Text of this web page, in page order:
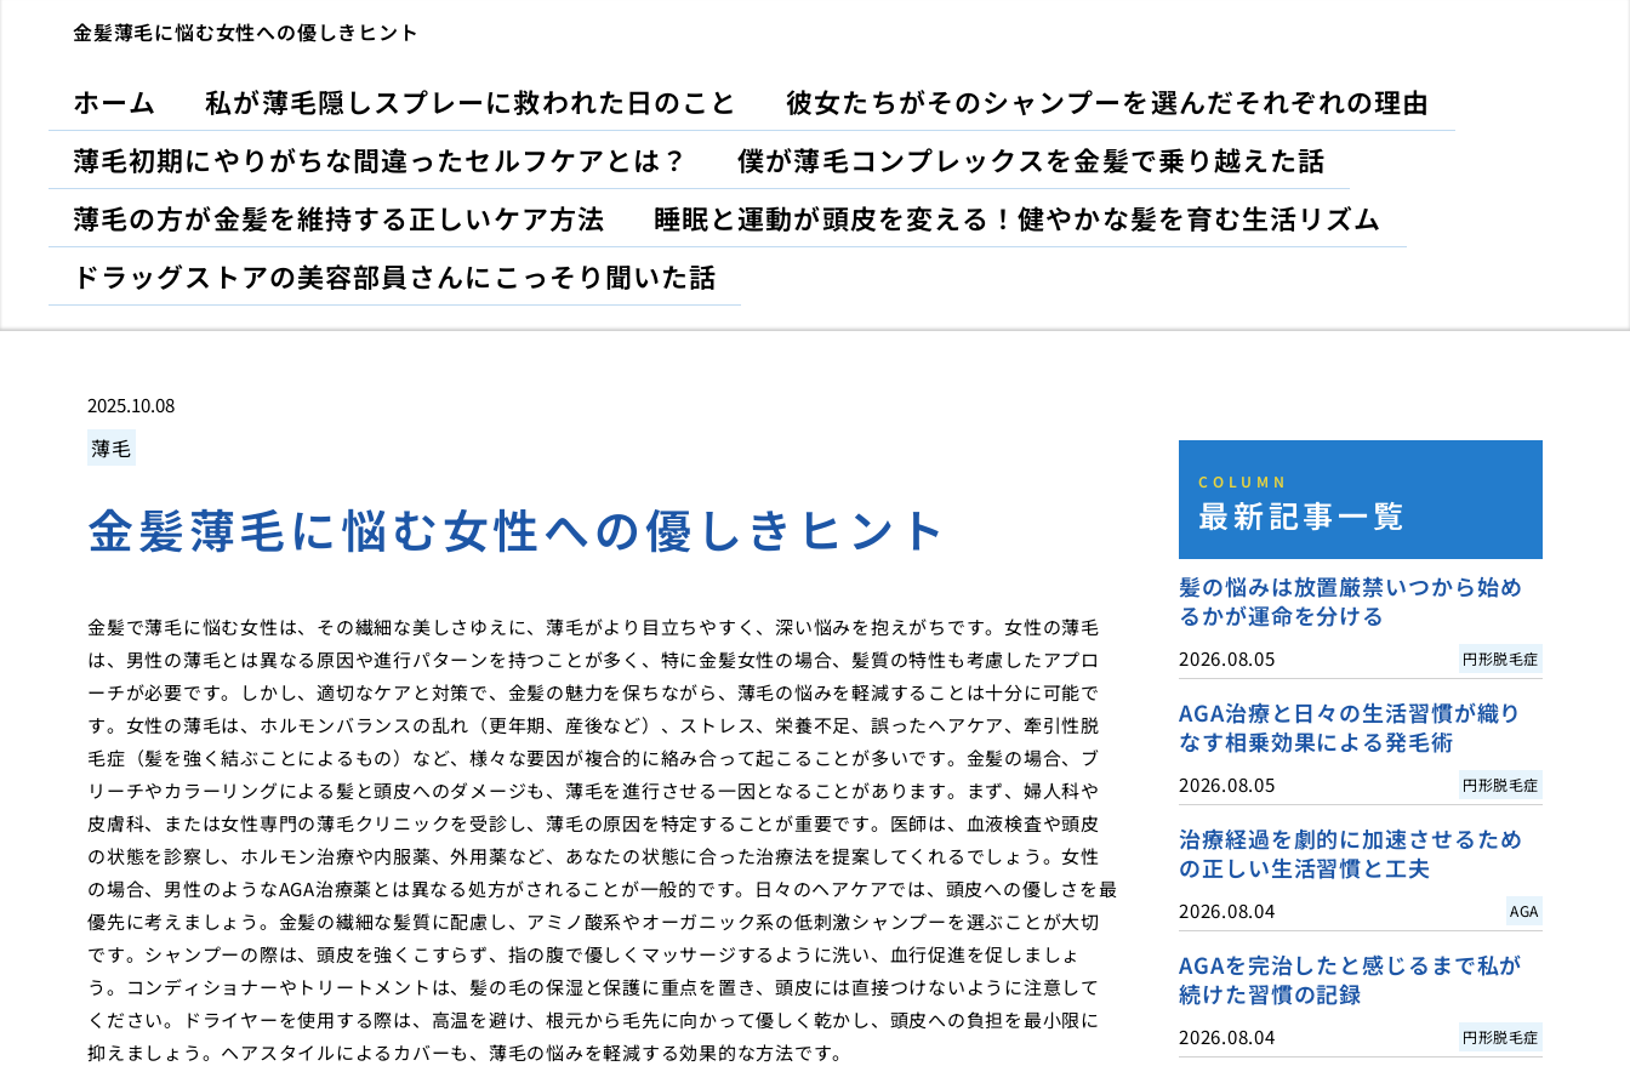
金髪薄毛に悩む女性への優しきヒント
ホーム 私が薄毛隠しスプレーに救われた日のこと
彼女たちがそのシャンプーを選んだそれぞれの理由
薄毛初期にやりがちな間違ったセルフケアとは？
僕が薄毛コンプレックスを金髪で乗り越えた話
薄毛の方が金髪を維持する正しいケア方法
睡眠と運動が頭皮を変える！健やかな髪を育む生活リズム
ドラッグストアの美容部員さんにこっそり聞いた話
2025.10.08
薄毛
金髪薄毛に悩む女性への優しきヒント
金髪で薄毛に悩む女性は、その繊細な美しさゆえに、薄毛がより目立ちやすく、深い悩みを抱えがちです。女性の薄毛
は、男性の薄毛とは異なる原因や進行パターンを持つことが多く、特に金髪女性の場合、髪質の特性も考慮したアプロ
ーチが必要です。しかし、適切なケアと対策で、金髪の魅力を保ちながら、薄毛の悩みを軽減することは十分に可能で
す。女性の薄毛は、ホルモンバランスの乱れ（更年期、産後など）、ストレス、栄養不足、誤ったヘアケア、牽引性脱
毛症（髪を強く結ぶことによるもの）など、様々な要因が複合的に絡み合って起こることが多いです。金髪の場合、ブ
リーチやカラーリングによる髪と頭皮へのダメージも、薄毛を進行させる一因となることがあります。まず、婦人科や
皮膚科、または女性専門の薄毛クリニックを受診し、薄毛の原因を特定することが重要です。医師は、血液検査や頭皮
の状態を診察し、ホルモン治療や内服薬、外用薬など、あなたの状態に合った治療法を提案してくれるでしょう。女性
の場合、男性のようなAGA治療薬とは異なる処方がされることが一般的です。日々のヘアケアでは、頭皮への優しさを最
優先に考えましょう。金髪の繊細な髪質に配慮し、アミノ酸系やオーガニック系の低刺激シャンプーを選ぶことが大切
です。シャンプーの際は、頭皮を強くこすらず、指の腹で優しくマッサージするように洗い、血行促進を促しましょ
う。コンディショナーやトリートメントは、髪の毛の保湿と保護に重点を置き、頭皮には直接つけないように注意して
ください。ドライヤーを使用する際は、高温を避け、根元から毛先に向かって優しく乾かし、頭皮への負担を最小限に
抑えましょう。ヘアスタイルによるカバーも、薄毛の悩みを軽減する効果的な方法です。
COLUMN
最新記事一覧
髪の悩みは放置厳禁いつから始め
るかが運命を分ける
2026.08.05 円形脱毛症
AGA治療と日々の生活習慣が織り
なす相乗効果による発毛術
2026.08.05 円形脱毛症
治療経過を劇的に加速させるため
の正しい生活習慣と工夫
2026.08.04 AGA
AGAを完治したと感じるまで私が
続けた習慣の記録
2026.08.04 円形脱毛症